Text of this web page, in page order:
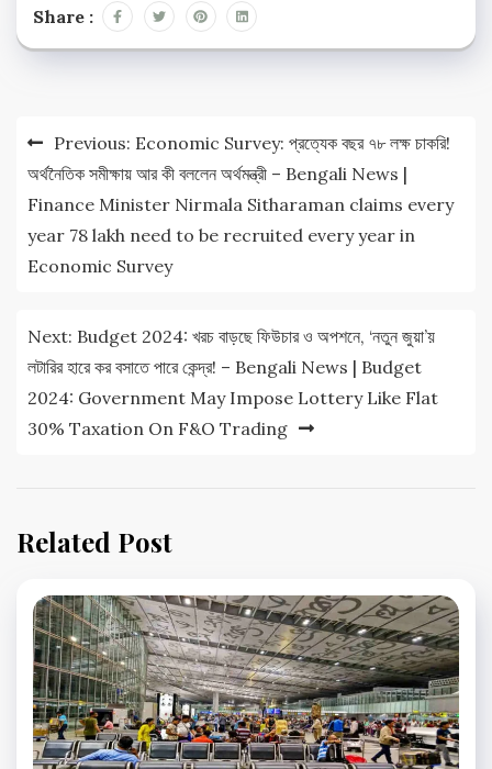
Share :
Post
navigation
Previous: Economic Survey: প্রত্যেক বছর ৭৮ লক্ষ চাকরি!
অর্থনৈতিক সমীক্ষায় আর কী বললেন অর্থমন্ত্রী – Bengali News |
Finance Minister Nirmala Sitharaman claims every
year 78 lakh need to be recruited every year in
Economic Survey
Next: Budget 2024: খরচ বাড়ছে ফিউচার ও অপশনে, ‘নতুন জুয়া’য়
লটারির হারে কর বসাতে পারে কেন্দ্র! – Bengali News | Budget
2024: Government May Impose Lottery Like Flat
30% Taxation On F&O Trading
Related Post